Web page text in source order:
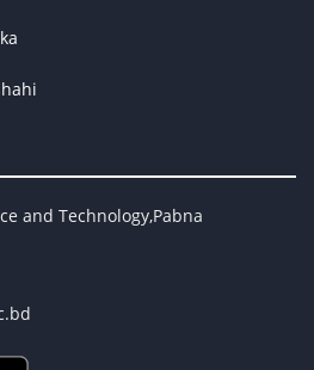
and Technology,Pabna